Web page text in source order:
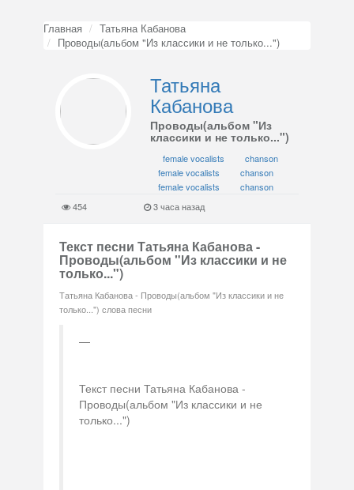
Главная
Татьяна Кабанова
Проводы(альбом "Из классики и не только...")
Татьяна
Кабанова
Проводы(альбом "Из
классики и не только...")
female vocalists
chanson
female vocalists
chanson
female vocalists
chanson
454
3 часа назад
Текст песни Татьяна Кабанова -
Проводы(альбом "Из классики и не
только...")
Татьяна Кабанова - Проводы(альбом "Из классики и не
только...") слова песни
Текст песни Татьяна Кабанова -
Проводы(альбом "Из классики и не
только...")